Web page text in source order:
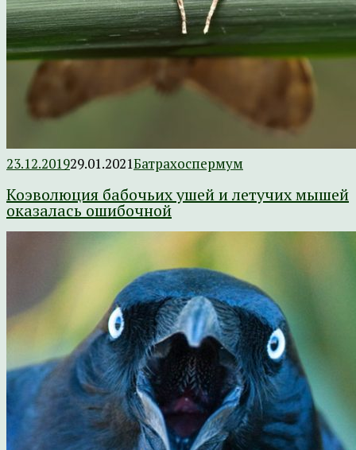
23.12.201929.01.2021Батрахоспермум
Коэволюция бабочьих ушей и летучих мышей
оказалась ошибочной